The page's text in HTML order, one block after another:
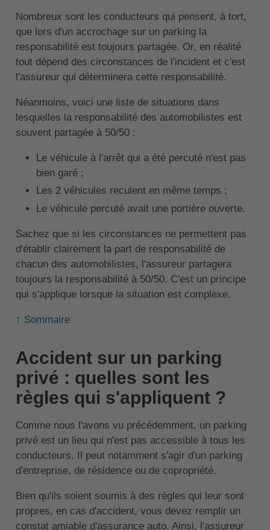
Nombreux sont les conducteurs qui pensent, à tort,
que lors d'un accrochage sur un parking la
responsabilité est toujours partagée. Or, en réalité
tout dépend des circonstances de l'incident et c'est
l'assureur qui déterminera cette responsabilité.
Néanmoins, voici une liste de situations dans
lesquelles la responsabilité des automobilistes est
souvent partagée à 50/50 :
Le véhicule à l'arrêt qui a été percuté n'est pas
bien garé ;
Les 2 véhicules reculent en même temps ;
Le véhicule percuté avait une portière ouverte.
Sachez que si les circonstances ne permettent pas
d'établir clairement la part de responsabilité de
chacun des automobilistes, l'assureur partagera
toujours la responsabilité à 50/50. C'est un principe
qui s'applique lorsque la situation est complexe.
↑ Sommaire
Accident sur un parking
privé : quelles sont les
règles qui s'appliquent ?
Comme nous l'avons vu précédemment, un parking
privé est un lieu qui n'est pas accessible à tous les
conducteurs. Il peut notamment s'agir d'un parking
d'entreprise, de résidence ou de copropriété.
Bien qu'ils soient soumis à des règles qui leur sont
propres, en cas d'accident, vous devez remplir un
constat amiable d'assurance auto. Ainsi, l'assureur